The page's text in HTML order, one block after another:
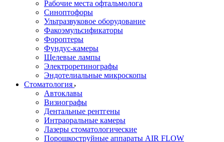
Рабочие места офтальмолога
Синоптофоры
Ультразвуковое оборудование
Факоэмульсификаторы
Фороптеры
Фундус-камеры
Щелевые лампы
Электроретинографы
Эндотелиальные микроскопы
Стоматология
Автоклавы
Визиографы
Дентальные рентгены
Интраоральные камеры
Лазеры стоматологические
Порошкоструйные аппараты AIR FLOW